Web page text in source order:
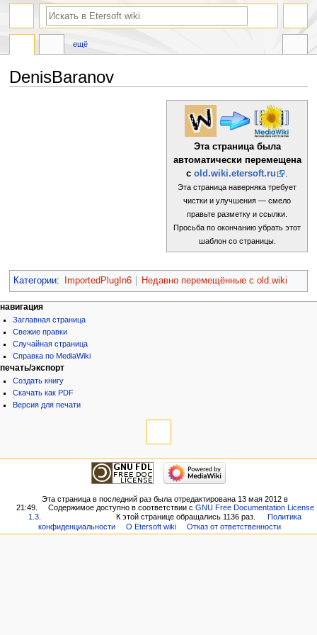
DenisBaranov
Эта страница была
автоматически перемещена
сold.wiki.etersoft.ru
Эта страница наверняка требует
чистки и улучшения — смело
правьте разметку и ссылки.
Просьба по окончанию убрать этот
шаблон со страницы.
Категории: ImportedPlugIn6 Недавно перемещённые с old.wiki
ещё
навигация
Заглавная страница
Свежие правки
Случайная страница
Справка по MediaWiki
печать/экспорт
Создать книгу
Скачать как PDF
Версия для печати
Эта страница в последний раз была отредактирована 13 мая 2012 в
21:49.
Содержимое доступно в соответствии с GNU Free Documentation License
1.3. К этой странице обращались 1136 раз.
Политика
конфиденциальности
О Etersoft wiki Отказ от ответственности